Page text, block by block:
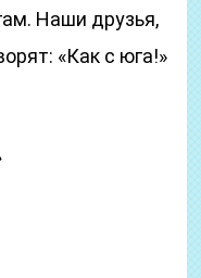
Наши друзья,
«Как с юга!»